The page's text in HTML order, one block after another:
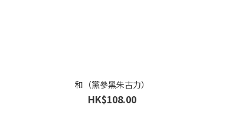
和（黨參黑朱古力）
HK$108.00